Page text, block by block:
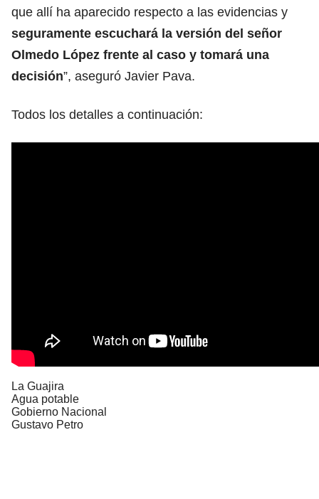
que allí ha aparecido respecto a las evidencias y
seguramente escuchará la versión del señor
Olmedo López frente al caso y tomará una
decisión”, aseguró Javier Pava.
Todos los detalles a continuación:
La Guajira
Agua potable
Gobierno Nacional
Gustavo Petro